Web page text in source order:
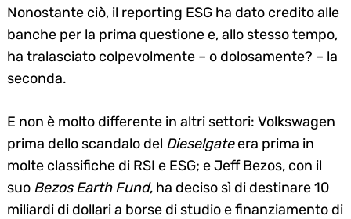
Nonostante ciò, il reporting ESG ha dato credito alle
banche per la prima questione e, allo stesso tempo,
ha tralasciato colpevolmente – o dolosamente? – la
seconda.
E non è molto differente in altri settori: Volkswagen
prima dello scandalo del Dieselgateera prima in
molte classifiche di RSI e ESG; e Jeff Bezos, con il
suo Bezos Earth Fund, ha deciso sì di destinare 10
miliardi di dollari a borse di studio e finanziamento di